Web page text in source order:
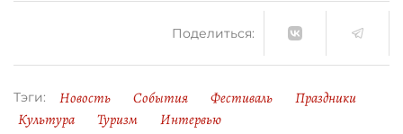
Поделиться:
Тэги: Новость События Фестиваль
Праздники
Культура
Туризм Интервью